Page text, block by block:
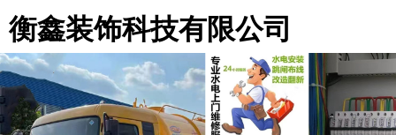
衡鑫装饰科技有限公司